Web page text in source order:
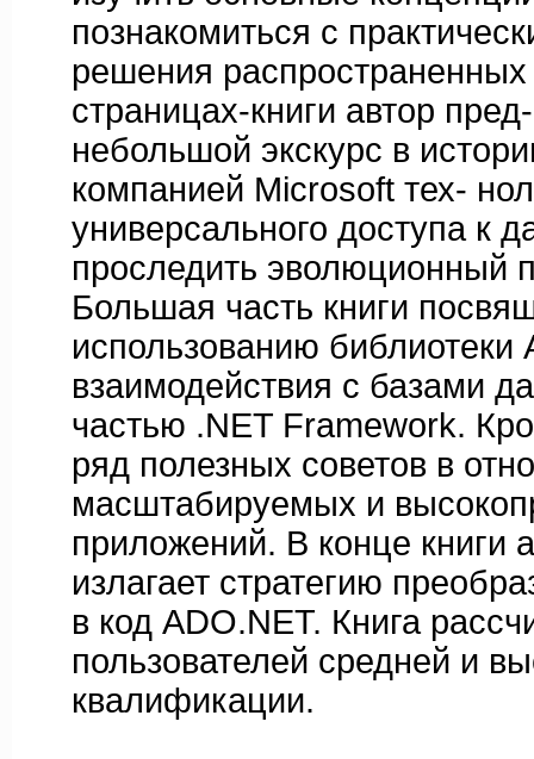
познакомиться с
решения
страницах-книги автор
небольшой экскурс в
компанией Microsoft тех-
универсального доступа к
проследить эволюционный
Большая часть книги
использованию библиотеки
взаимодействия с базами
частью .NET Framework.
ряд полезных советов в
масштабируемых и
приложений. В конце книги
излагает стратегию
в код ADO.NET. Книга
пользователей средней и
квалификации.